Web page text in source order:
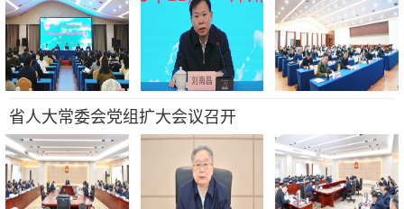
省人大常委会党组扩大会议召开